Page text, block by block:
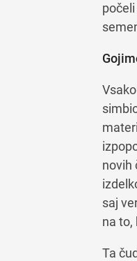
novih
saj
na to,
Ta